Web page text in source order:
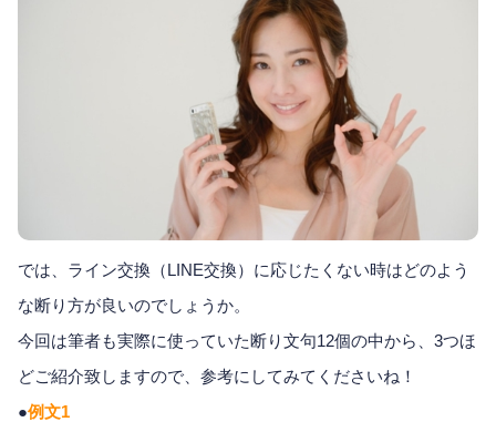
では、ライン交換（LINE交換）に応じたくない時はどのよう
な断り方が良いのでしょうか。
今回は筆者も実際に使っていた断り文句12個の中から、3つほ
どご紹介致しますので、参考にしてみてくださいね！
●例文1